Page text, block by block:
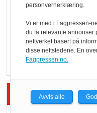
Q
Siste artikler -
personvernerklæring.
Vi er med i Fagpressen-
du få relevante annonser
nettverket basert på
disse nettstedene. En
Fagpressen.no.
Avvis alle